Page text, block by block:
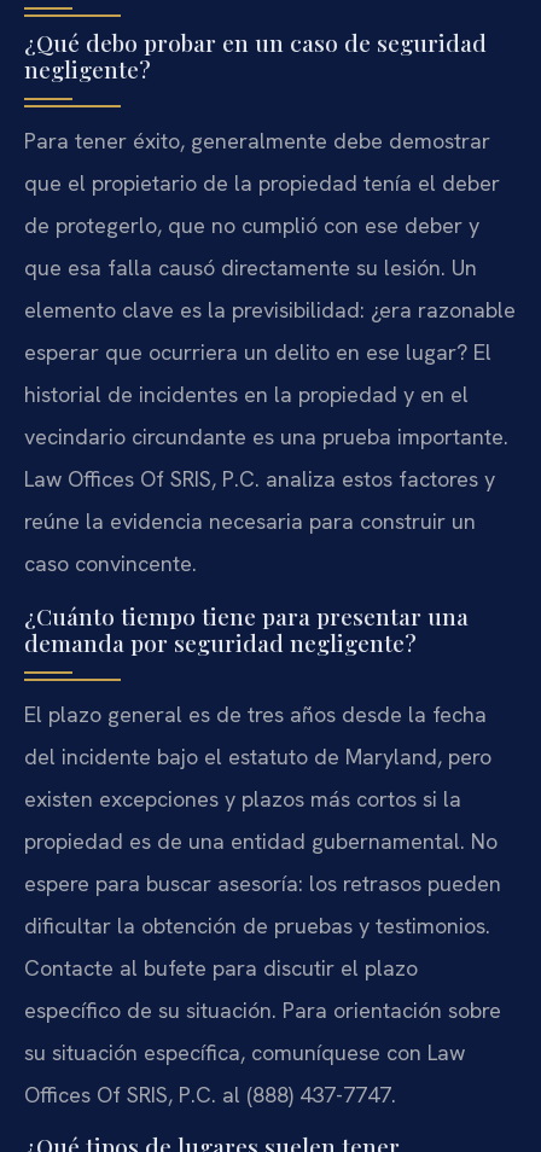
¿Qué debo probar en un caso de seguridad
negligente?
Para tener éxito, generalmente debe demostrar
que el propietario de la propiedad tenía el deber
de protegerlo, que no cumplió con ese deber y
que esa falla causó directamente su lesión. Un
elemento clave es la previsibilidad: ¿era razonable
esperar que ocurriera un delito en ese lugar? El
historial de incidentes en la propiedad y en el
vecindario circundante es una prueba importante.
Law Offices Of SRIS, P.C. analiza estos factores y
reúne la evidencia necesaria para construir un
caso convincente.
¿Cuánto tiempo tiene para presentar una
demanda por seguridad negligente?
El plazo general es de tres años desde la fecha
del incidente bajo el estatuto de Maryland, pero
existen excepciones y plazos más cortos si la
propiedad es de una entidad gubernamental. No
espere para buscar asesoría: los retrasos pueden
dificultar la obtención de pruebas y testimonios.
Contacte al bufete para discutir el plazo
específico de su situación. Para orientación sobre
su situación específica, comuníquese con Law
Offices Of SRIS, P.C. al (888) 437-7747.